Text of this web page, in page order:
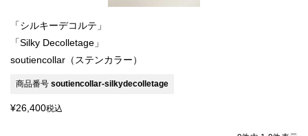
「シルキーデコルテ」
「Silky Decolletage」
soutiencollar（ステンカラー）
商品番号 soutiencollar-silkydecolletage
¥26,400税込